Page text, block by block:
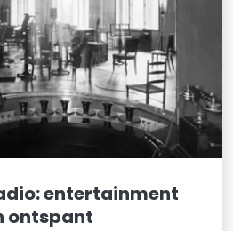
entertainment
ontspant